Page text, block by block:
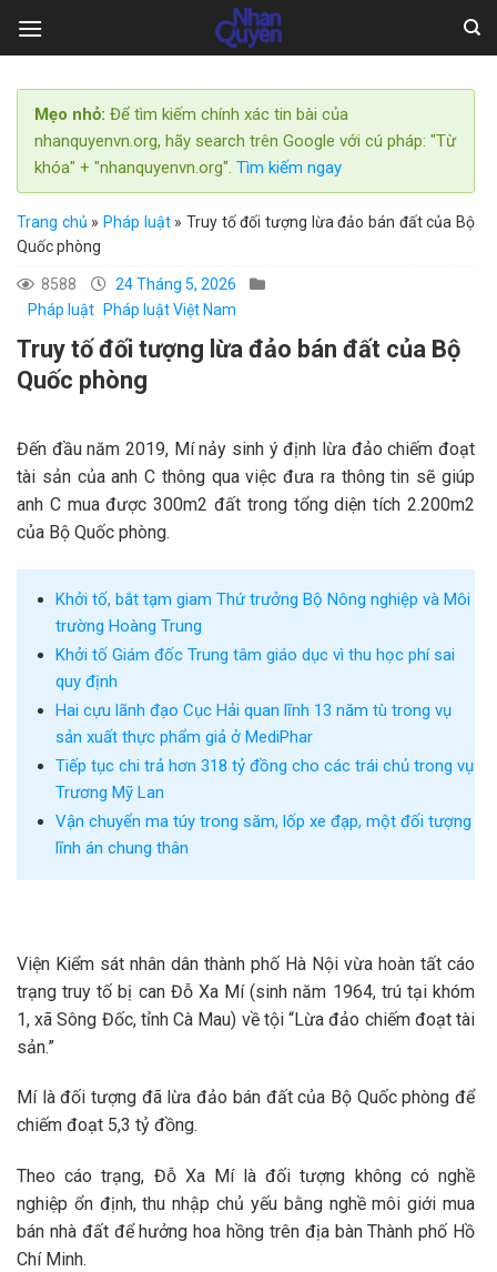
Mẹo nhỏ: Để tìm kiếm chính xác tin bài của
nhanquyenvn.org, hãy search trên Google với cú pháp: "Từ
khóa" + "nhanquyenvn.org". Tìm kiếm ngay
Trang chủ » Pháp luật»Truy tố đối tượng lừa đảo bán đất của Bộ
Quốc phòng
8588
24 Tháng 5, 2026
Pháp luật
Pháp luật Việt Nam
Truy tố đối tượng lừa đảo bán đất của Bộ
Quốc phòng
Đến đầu năm 2019, Mí nảy sinh ý định lừa đảo chiếm đoạt
tài sản của anh C thông qua việc đưa ra thông tin sẽ giúp
anh C mua được 300m2 đất trong tổng diện tích 2.200m2
của Bộ Quốc phòng.
Khởi tố, bắt tạm giam Thứ trưởng Bộ Nông nghiệp và Môi
trường Hoàng Trung
Khởi tố Giám đốc Trung tâm giáo dục vì thu học phí sai
quy định
Hai cựu lãnh đạo Cục Hải quan lĩnh 13 năm tù trong vụ
sản xuất thực phẩm giả ở MediPhar
Tiếp tục chi trả hơn 318 tỷ đồng cho các trái chủ trong vụ
Trương Mỹ Lan
Vận chuyển ma túy trong săm, lốp xe đạp, một đối tượng
lĩnh án chung thân
Viện Kiểm sát nhân dân thành phố Hà Nội vừa hoàn tất cáo
trạng truy tố bị can Đỗ Xa Mí (sinh năm 1964, trú tại khóm
1, xã Sông Đốc, tỉnh Cà Mau) về tội “Lừa đảo chiếm đoạt tài
sản.”
Mí là đối tượng đã lừa đảo bán đất của Bộ Quốc phòng để
chiếm đoạt 5,3 tỷ đồng.
Theo cáo trạng, Đỗ Xa Mí là đối tượng không có nghề
nghiệp ổn định, thu nhập chủ yếu bằng nghề môi giới mua
bán nhà đất để hưởng hoa hồng trên địa bàn Thành phố Hồ
Chí Minh.